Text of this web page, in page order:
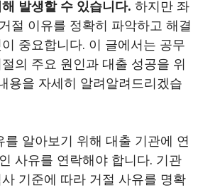
발생할 수 있습니다. 하지만 좌
절 이유를 정확히 파악하고 해결
중요합니다. 이 글에서는 공무
의 주요 원인과 대출 성공을 위
용을 자세히 알려알려드리겠습
를 알아보기 위해 대출 기관에 연
사유를 연락해야 합니다. 기관
기준에 따라 거절 사유를 명확